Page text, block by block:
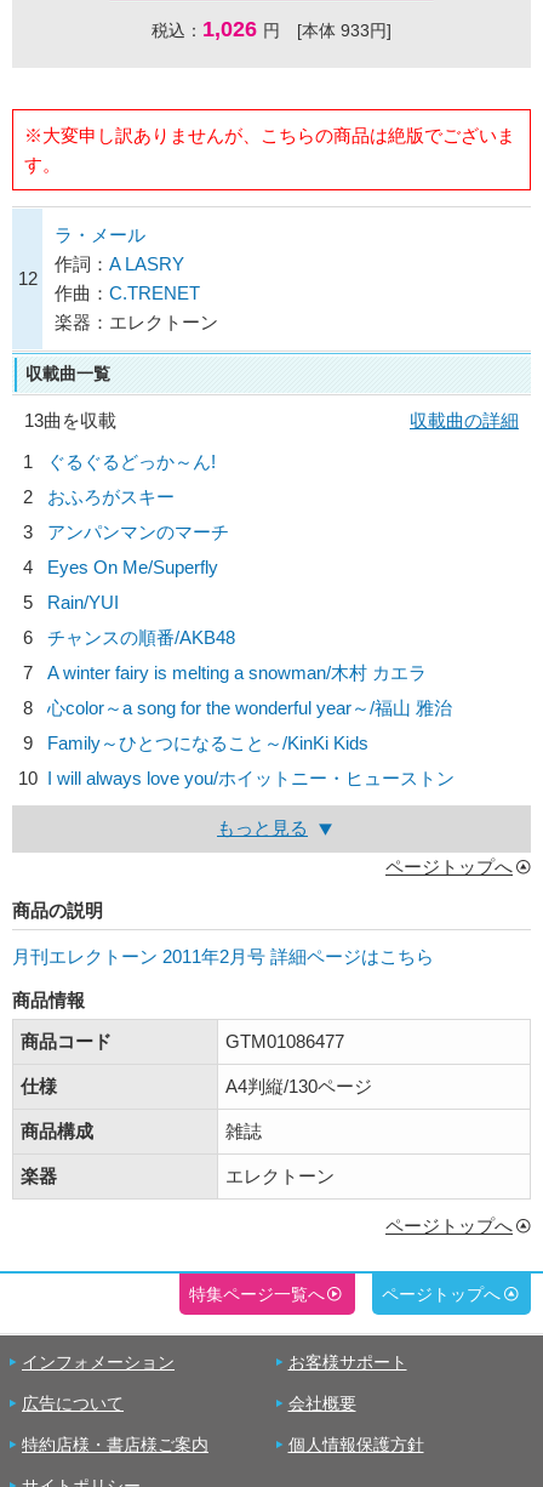
税込： 1,026 円 [本体 933円]
※大変申し訳ありませんが、こちらの商品は絶版でございま
す。
12
ラ・メール
作詞： A LASRY
作曲： C.TRENET
楽器：エレクトーン
収載曲一覧
13曲を収載
収載曲の詳細
1
ぐるぐるどっか～ん!
2
おふろがスキー
3
アンパンマンのマーチ
4
Eyes On Me/Superfly
5
Rain/YUI
6
チャンスの順番/AKB48
7
A winter fairy is melting a snowman/木村 カエラ
8
心color～a song for the wonderful year～/福山 雅治
9
Family～ひとつになること～/KinKi Kids
10 I will always love you/ホイットニー・ヒューストン
もっと見る
ページトップへ
商品の説明
月刊エレクトーン 2011年2月号 詳細ページはこちら
商品情報
商品コード
GTM01086477
仕様 A4判縦/130ページ
商品構成 雑誌
楽器 エレクトーン
ページトップへ
特集ページ一覧へ ページトップへ
インフォメーション お客様サポート
広告について 会社概要
特約店様・書店様ご案内 個人情報保護方針